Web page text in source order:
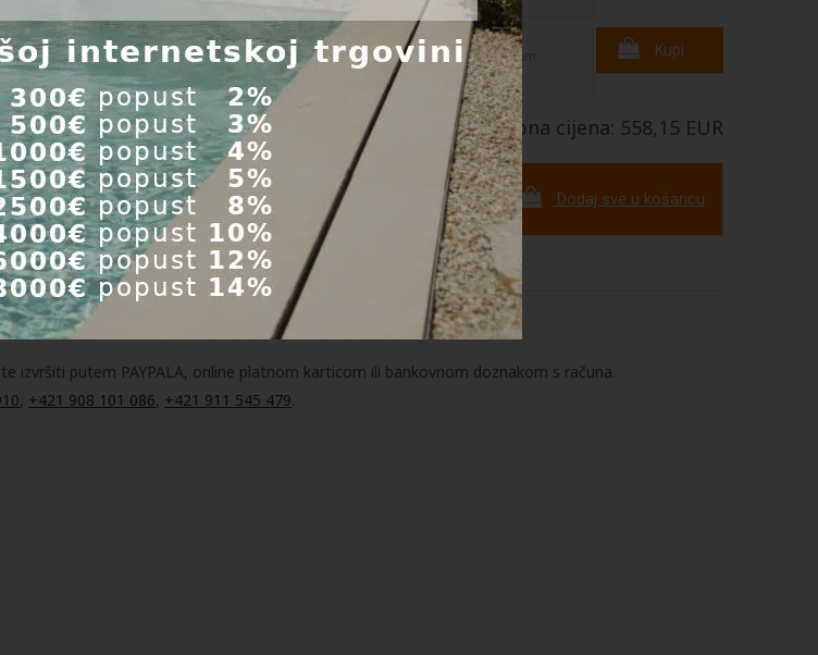
Na zalihi - + 50,29 EUR/kom Kupi
Ukupna cijena: 558,15 EUR
Dodaj sve u košaricu
izvršiti putem PAYPALA, online platnom karticom ili bankovnom doznakom s računa.
, +421 908 101 086, +421 911 545 479.